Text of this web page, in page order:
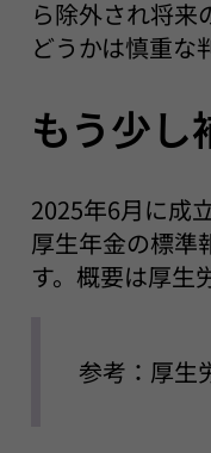
ら除外され将来
どうかは慎重な
もう少し
2025年6月に成
厚生年金の標準
す。概要は厚生
参考：厚生